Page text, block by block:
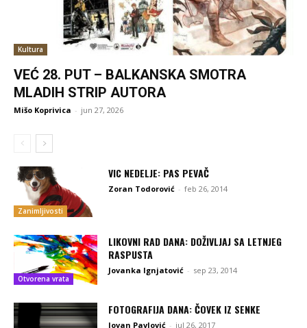
Kultura
VEĆ 28. PUT – BALKANSKA SMOTRA
MLADIH STRIP AUTORA
Mišo Koprivica - jun 27, 2026
Zanimljivosti
VIC NEDELJE: PAS PEVAČ
Zoran Todorović - feb 26, 2014
Otvorena vrata
LIKOVNI RAD DANA: DOŽIVLJAJ SA LETNJEG
RASPUSTA
Jovanka Ignjatović - sep 23, 2014
FOTOGRAFIJA DANA: ČOVEK IZ SENKE
Jovan Pavlović - jul 26, 2017